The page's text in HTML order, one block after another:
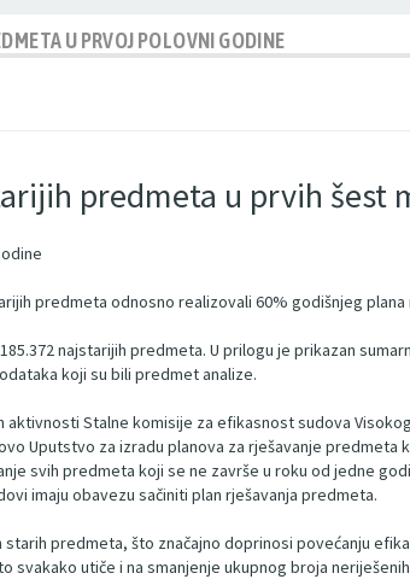
U PRVOJ POLOVNI GODINE
predmeta u prvih šest
predmeta odnosno realizovali 60% godišnjeg
najstarijih predmeta. U prilogu je prikazan
koji su bili predmet analize.
Stalne komisije za efikasnost sudova
Uputstvo za izradu planova za rješavanje
svih predmeta koji se ne završe u roku od jedne
imaju obavezu sačiniti plan rješavanja predmeta.
predmeta, što značajno doprinosi povećanju
svakako utiče i na smanjenje ukupnog broja